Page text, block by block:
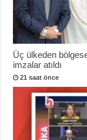
Üç ülkeden
imzalar atıldı
21 saat önce